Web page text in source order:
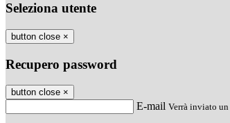
Seleziona utente
button close ×
Recupero password
button close ×
E-mail Verrà inviato